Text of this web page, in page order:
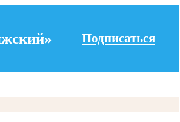
Подписаться